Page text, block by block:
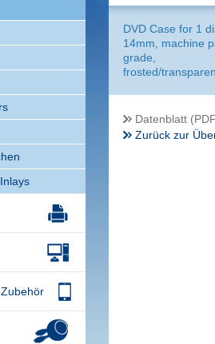
DVD Case for 1
14mm, machine
grade,
frosted/
Datenblatt
Zurück zur